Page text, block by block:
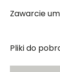
Zawarcie
Pliki do